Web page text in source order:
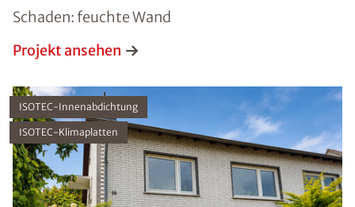
Schaden: feuchte Wand
Projekt ansehen
ISOTEC-Innenabdichtung
ISOTEC-Klimaplatten